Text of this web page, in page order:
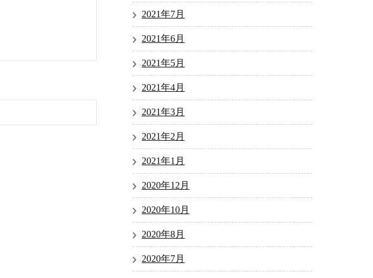
2021年7月
2021年6月
2021年5月
2021年4月
2021年3月
2021年2月
2021年1月
2020年12月
2020年10月
2020年8月
2020年7月